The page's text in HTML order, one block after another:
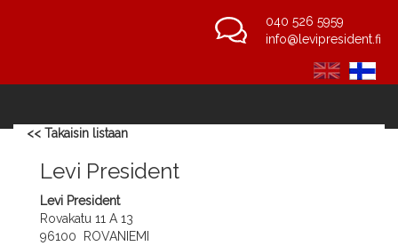
040 526 5959
info@levipresident.fi
<< Takaisin listaan
Levi President
Levi President
Rovakatu 11 A 13
96100 ROVANIEMI